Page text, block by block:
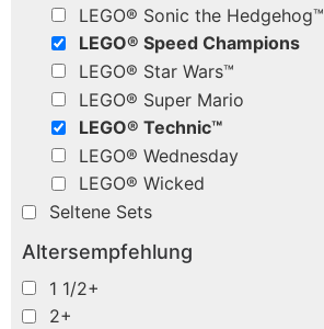
LEGO® Sonic the Hedgehog™
LEGO® Speed Champions
LEGO® Star Wars™
LEGO® Super Mario
LEGO® Technic™
LEGO® Wednesday
LEGO® Wicked
Seltene Sets
Altersempfehlung
1 1/2+
2+